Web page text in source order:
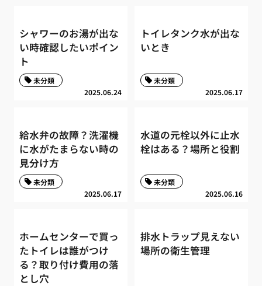
シャワーのお湯が出な
い時確認したいポイン
ト
2025.06.24
未分類
トイレタンク水が出な
いとき
2025.06.17
未分類
給水弁の故障？洗濯機
に水がたまらない時の
見分け方
2025.06.17
未分類
水道の元栓以外に止水
栓はある？場所と役割
2025.06.16
未分類
ホームセンターで買っ
たトイレは誰がつけ
る？取り付け費用の落
とし穴
排水トラップ見えない
場所の衛生管理